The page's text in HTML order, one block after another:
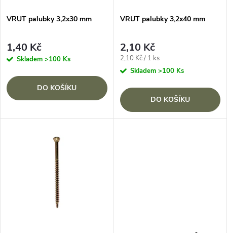
p
r
o
d
s
p
r
o
d
VRUT palubky 3,2x30 mm
1,40 Kč
Skladem >100 Ks
DO KOŠÍKU
VRUT palubky 3,2x40 mm
2,10 Kč
Měrná
cena:
2,10 Kč / 1 ks
Skladem >100 Ks
DO KOŠÍKU